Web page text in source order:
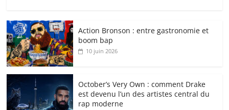
Action Bronson : entre gastronomie et
boom bap
10 juin 2026
October’s Very Own : comment Drake
est devenu l’un des artistes central du
rap moderne